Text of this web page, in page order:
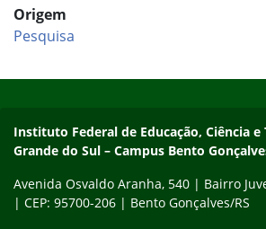
Origem
Pesquisa
Contato
Instituto Federal de Educação, Ciência e
Grande do Sul – Campus Bento
Avenida Osvaldo Aranha, 540 | Bairro
| CEP: 95700-206 | Bento Gonçalves/RS